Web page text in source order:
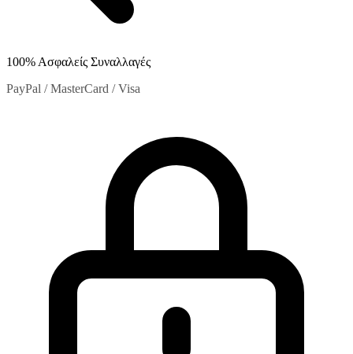
100% Ασφαλείς Συναλλαγές
PayPal / MasterCard / Visa